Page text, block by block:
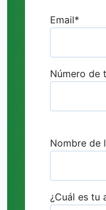
Email*
Número de
Nombre de
¿Cuál es tu